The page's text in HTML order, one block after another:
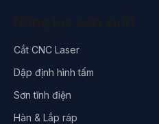
Cắt CNC Laser
Dập định hình tấm
Sơn tĩnh điện
Hàn & Lắp ráp